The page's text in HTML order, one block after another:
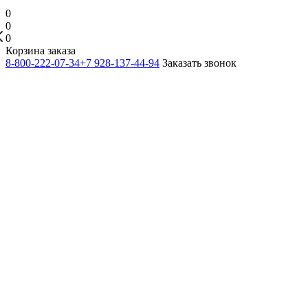
0
0
0
Корзина заказа
8-800-222-07-34+7 928-137-44-94 Заказать звонок